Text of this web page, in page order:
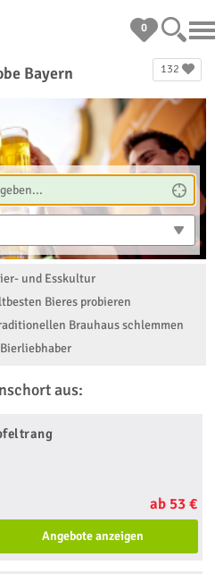
0
132
Bayern
und Esskultur
Bieres probieren
Brauhaus schlemmen
aus:
ab 53 €
Angebote anzeigen